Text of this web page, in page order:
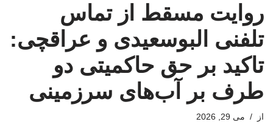
روایت مسقط از تماس
تلفنی البوسعیدی و عراقچی:
تاکید بر حق حاکمیتی دو
طرف بر آب‌های سرزمینی
از می 29, 2026